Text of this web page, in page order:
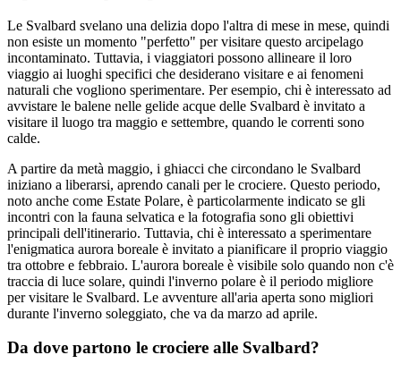
Le Svalbard svelano una delizia dopo l'altra di mese in mese, quindi
non esiste un momento "perfetto" per visitare questo arcipelago
incontaminato. Tuttavia, i viaggiatori possono allineare il loro
viaggio ai luoghi specifici che desiderano visitare e ai fenomeni
naturali che vogliono sperimentare. Per esempio, chi è interessato ad
avvistare le balene nelle gelide acque delle Svalbard è invitato a
visitare il luogo tra maggio e settembre, quando le correnti sono
calde.
A partire da metà maggio, i ghiacci che circondano le Svalbard
iniziano a liberarsi, aprendo canali per le crociere. Questo periodo,
noto anche come Estate Polare, è particolarmente indicato se gli
incontri con la fauna selvatica e la fotografia sono gli obiettivi
principali dell'itinerario. Tuttavia, chi è interessato a sperimentare
l'enigmatica aurora boreale è invitato a pianificare il proprio viaggio
tra ottobre e febbraio. L'aurora boreale è visibile solo quando non c'è
traccia di luce solare, quindi l'inverno polare è il periodo migliore
per visitare le Svalbard. Le avventure all'aria aperta sono migliori
durante l'inverno soleggiato, che va da marzo ad aprile.
Da dove partono le crociere alle Svalbard?